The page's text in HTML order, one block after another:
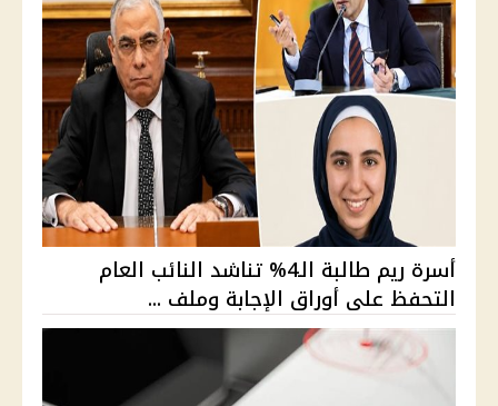
أسرة ريم طالبة الـ4% تناشد النائب العام
التحفظ على أوراق الإجابة وملف ...